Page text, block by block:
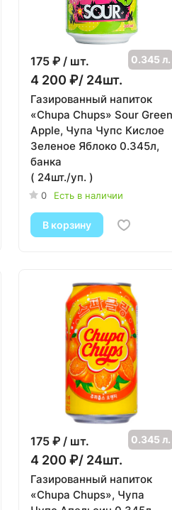
175 ₽ / шт. 0.345 л.
4 200 ₽/ 24шт.
Газированный напиток
«Chupa Chups» Sour Green
Apple, Чупа Чупс Кислое
Зеленое Яблоко 0.345л,
банка
( 24шт./уп. )
0 Есть в наличии
В корзину
175 ₽ / шт. 0.345 л.
4 200 ₽/ 24шт.
Газированный напиток
«Chupa Chups», Чупа